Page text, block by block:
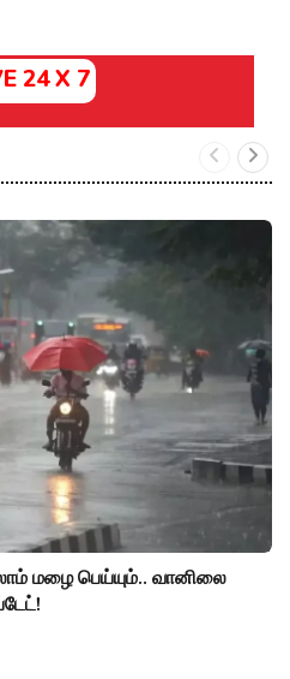
24 X 7
மழை பெய்யும்.. வானிலை